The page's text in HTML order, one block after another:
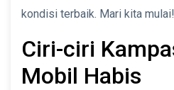
kondisi terbaik. Mari kita mulai!
Ciri-ciri
Mobil Habis